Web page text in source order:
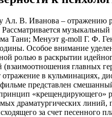
Ал. В. Иванова – отражению
Тани; Менуэт g-moll Г. Ф.
Особое внимание
ролью в раскрытии
главных
в кульминациях,
представлен
«крещендирующего»
драматургических линий,
за счет песенного